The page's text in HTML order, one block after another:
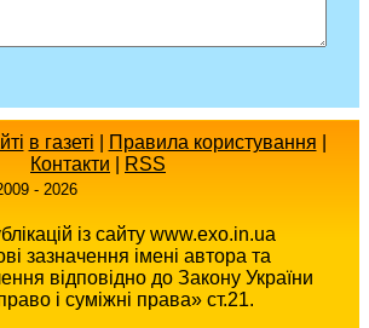
в газеті Правила користування
Контакти
RSS
- 2026
із сайту www.exo.in.ua
зазначення імені автора та
відповідно до Закону України
і суміжні права» ст.21.